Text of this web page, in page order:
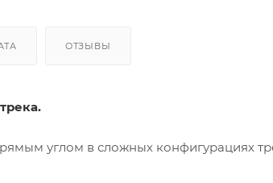
ОТЗЫВЫ
углом в сложных конфигурациях